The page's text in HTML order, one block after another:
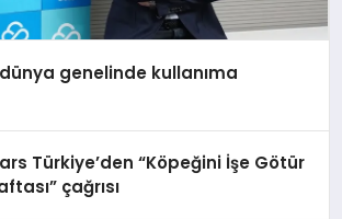
genelinde kullanıma
Türkiye’den “Köpeğini İşe Götür
çağrısı